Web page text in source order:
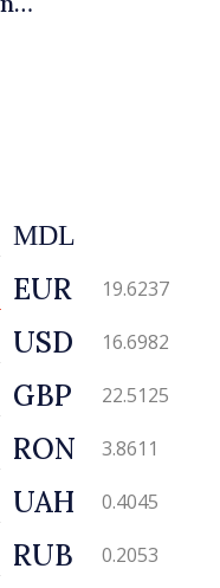
MDL
EUR 19.6237
USD 16.6982
GBP 22.5125
RON 3.8611
UAH 0.4045
RUB 0.2053